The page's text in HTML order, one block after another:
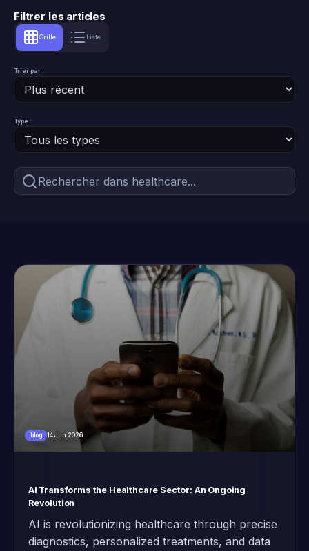
Filtrer les articles
Grille Liste
Trier par :
Type :
blog 14 Jun 2026
AI Transforms the Healthcare Sector: An Ongoing
Revolution
AI is revolutionizing healthcare through precise
diagnostics, personalized treatments, and data